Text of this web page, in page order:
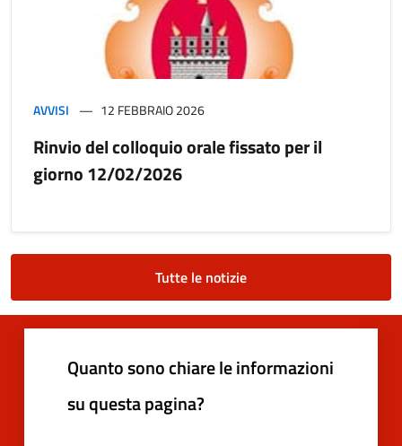
AVVISI 12 FEBBRAIO 2026
Rinvio del colloquio orale fissato per il
giorno 12/02/2026
Tutte le notizie
Quanto sono chiare le informazioni
su questa pagina?